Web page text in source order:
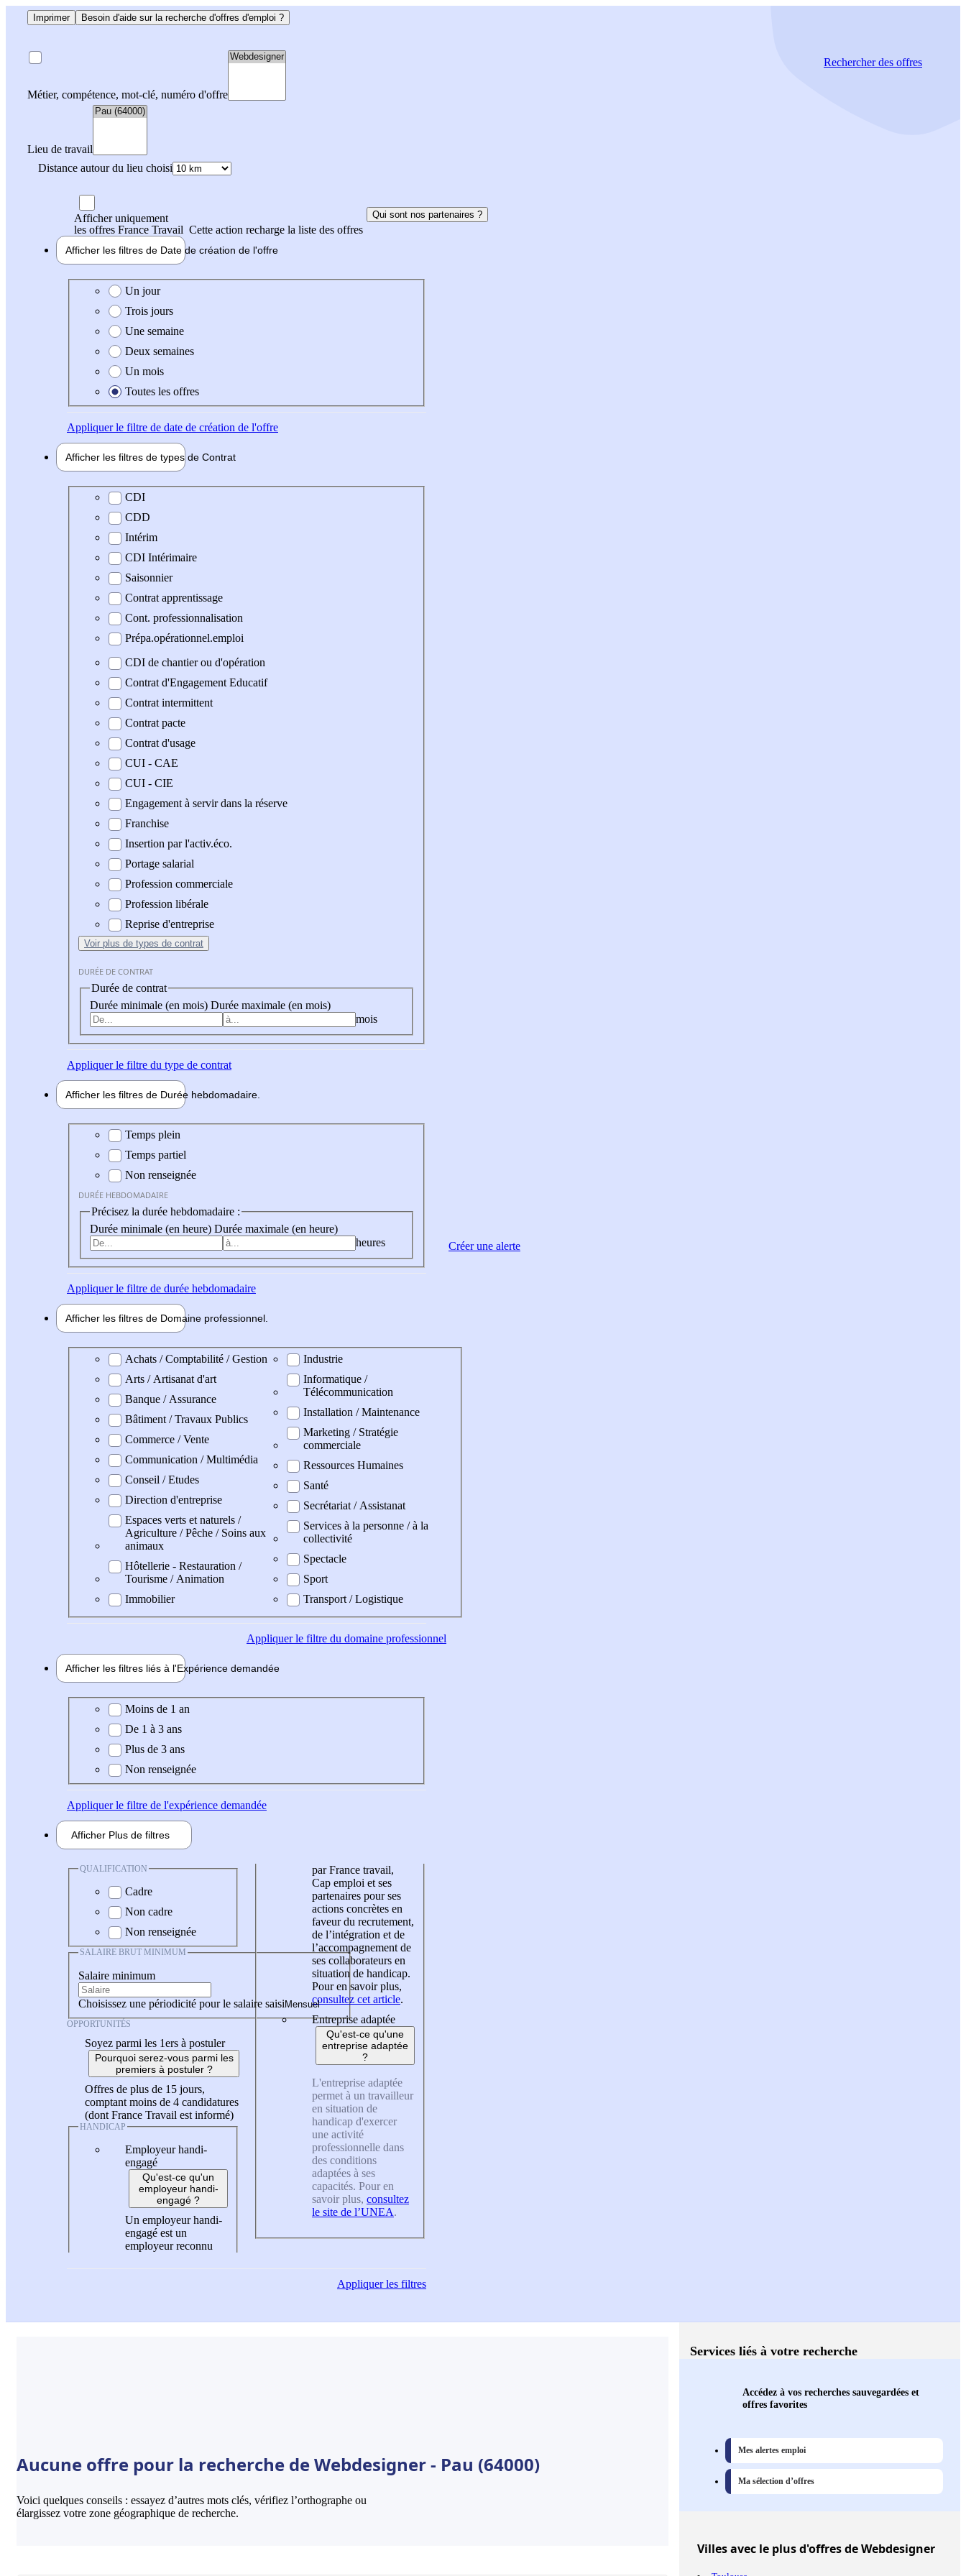
Imprimer Besoin d'aide sur la recherche d'offres d'emploi ?
Métier, compétence, mot-clé, numéro d'offre
Lieu de travail
Distance autour du lieu choisi
Rechercherdes offres
Afficher uniquement
les offres France Travail Cette action recharge la liste des offres
Qui sont nos partenaires ?
Afficher les filtres de Date de création de l'offre
Date de création de l'offre
Un jour
Trois jours
Une semaine
Deux semaines
Un mois
Toutes les offres
Appliquerle filtre de date de création de l'offre
Afficher les filtres de types de Contrat
Type de contrat
CDI
CDD
Intérim
CDI Intérimaire
Saisonnier
Contrat apprentissage
Cont. professionnalisation
Prépa.opérationnel.emploi
CDI de chantier ou d'opération
Contrat d'Engagement Educatif
Contrat intermittent
Contrat pacte
Contrat d'usage
CUI - CAE
CUI - CIE
Engagement à servir dans la réserve
Franchise
Insertion par l'activ.éco.
Portage salarial
Profession commerciale
Profession libérale
Reprise d'entreprise
Voir plus de types de contrat
DURÉE DE CONTRAT
Durée de contrat
Durée minimale (en mois) Durée maximale (en mois)
mois
Appliquerle filtre du type de contrat
Afficher les filtres de Durée hebdomadaire
Durée hebdomadaire
Temps plein
Temps partiel
Non renseignée
DURÉE HEBDOMADAIRE
Précisez la durée hebdomadaire :
Durée minimale (en heure) Durée maximale (en heure)
heures
Appliquerle filtre de durée hebdomadaire
Afficher les filtres de Domaine professionnel
Domaine professionel
Achats / Comptabilité / Gestion
Arts / Artisanat d'art
Banque / Assurance
Bâtiment / Travaux Publics
Commerce / Vente
Communication / Multimédia
Conseil / Etudes
Direction d'entreprise
Espaces verts et naturels /
Agriculture / Pêche / Soins aux
animaux
Hôtellerie - Restauration /
Tourisme / Animation
Immobilier
Industrie
Informatique /
Télécommunication
Installation / Maintenance
Marketing / Stratégie
commerciale
Ressources Humaines
Santé
Secrétariat / Assistanat
Services à la personne / à la
collectivité
Spectacle
Sport
Transport / Logistique
Appliquerle filtre du domaine professionnel
Afficher les filtres liés à l'Expérience demandée
Expérience demandée
Moins de 1 an
De 1 à 3 ans
Plus de 3 ans
Non renseignée
Appliquerle filtre de l'expérience demandée
Afficher Plus de filtres
QUALIFICATION
Cadre
Non cadre
Non renseignée
SALAIRE BRUT MINIMUM
Salaire minimum
Choisissez une périodicité pour le salaire saisi
OPPORTUNITÉS
Soyez parmi les 1ers à postuler
Pourquoi serez-vous parmi les
premiers à postuler ?
Offres de plus de 15 jours,
comptant moins de 4 candidatures
(dont France Travail est informé)
HANDICAP
Employeur handi-
engagé
Qu'est-ce qu'un
employeur handi-
engagé ?
Un employeur handi-
engagé est un
employeur reconnu
par France travail,
Cap emploi et ses
partenaires pour ses
actions concrètes en
faveur du recrutement,
de l’intégration et de
l’accompagnement de
ses collaborateurs en
situation de handicap.
Pour en savoir plus,
consultez cet article.
Entreprise adaptée
Qu'est-ce qu'une
entreprise adaptée
?
L'entreprise adaptée
permet à un travailleur
en situation de
handicap d'exercer
une activité
professionnelle dans
des conditions
adaptées à ses
capacités. Pour en
savoir plus, consultez
le site de l’UNEA.
Appliquerles filtres
Créer une alerte
Aucune offre pour la recherche de Webdesigner - Pau (64000)
Voici quelques conseils : essayez d’autres mots clés, vérifiez l’orthographe ou
élargissez votre zone géographique de recherche.
Services liés à votre recherche
Accédez à vos recherches sauvegardées et
offres favorites
Mes alertes emploi
Ma sélection d’offres
Villesavec le plus d'offres de Webdesigner